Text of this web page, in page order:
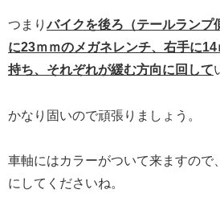
つまりバイクを後ろ（テールランプ
に23ｍｍのメガネレンチ、右手に
持ち、それぞれが緩む方向に回して
かなり固いので頑張りましょう。
車軸にはカラーがついて来ますので
にしてくださいね。